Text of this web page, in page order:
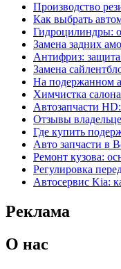
Производство
Как выбрать
Гидроцилиндры:
Замена задних
Антифриз: защита
Замена
На подержанном
Химчистка
Автозапчасти
Отзывы
Где купить
Авто запчасти в
Ремонт кузова:
Регулировка
Автосервис Kia:
Реклама
О нас